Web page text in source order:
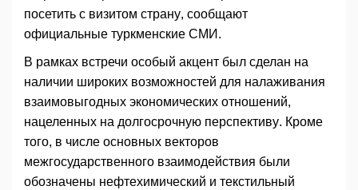
посетить с визитом страну, сообщают
официальные туркменские СМИ.
В рамках встречи особый акцент был сделан на
наличии широких возможностей для налаживания
взаимовыгодных экономических отношений,
нацеленных на долгосрочную перспективу. Кроме
того, в числе основных векторов
межгосударственного взаимодействия были
обозначены нефтехимический и текстильный